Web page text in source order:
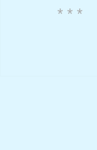
* * *